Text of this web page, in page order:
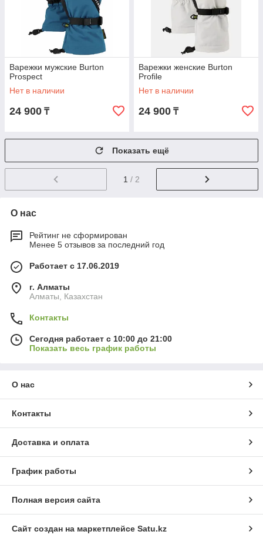
Варежки мужские Burton
Prospect
Нет в наличии
24 900 ₸
Варежки женские Burton
Profile
Нет в наличии
24 900 ₸
Показать ещё
1 / 2
О нас
Рейтинг не сформирован
Менее 5 отзывов за последний год
Работает с 17.06.2019
г. Алматы
Алматы, Казахстан
Контакты
Сегодня работает с 10:00 до 21:00
Показать весь график работы
О нас
Контакты
Доставка и оплата
График работы
Полная версия сайта
Сайт создан на маркетплейсе Satu.kz